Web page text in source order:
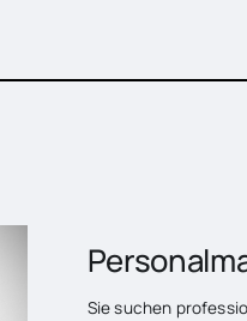
Sie suchen